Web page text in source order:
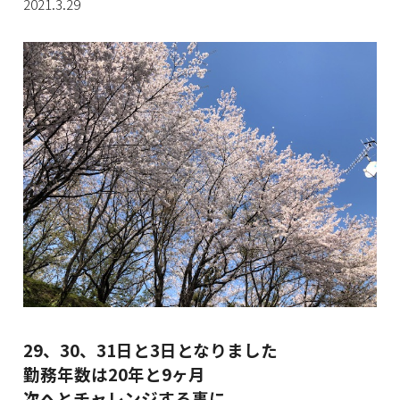
2021.3.29
29、30、31日と3日となりました
勤務年数は20年と9ヶ月